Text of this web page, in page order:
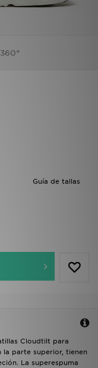
360°
Guía de tallas
Cloudtilt para
la parte superior, tienen
La superespuma